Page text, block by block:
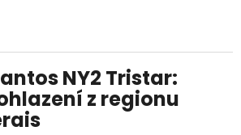
NY2 Tristar:
z regionu